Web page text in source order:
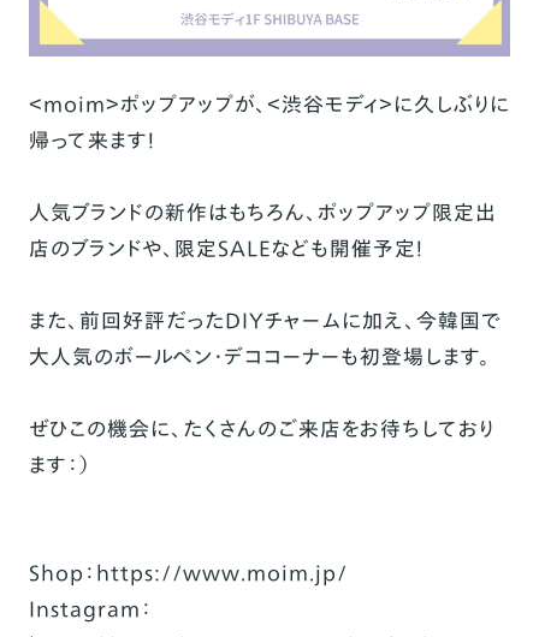
＜moim＞ポップアップが、＜渋谷モディ＞に久しぶりに
帰って来ます！
人気ブランドの新作はもちろん、ポップアップ限定出
店のブランドや、限定SALEなども開催予定！
また、前回好評だったDIYチャームに加え、今韓国で
大人気のボールペン・デココーナーも初登場します。
ぜひこの機会に、たくさんのご来店をお待ちしており
ます：）
Shop： https://www.moim.jp/
Instagram：